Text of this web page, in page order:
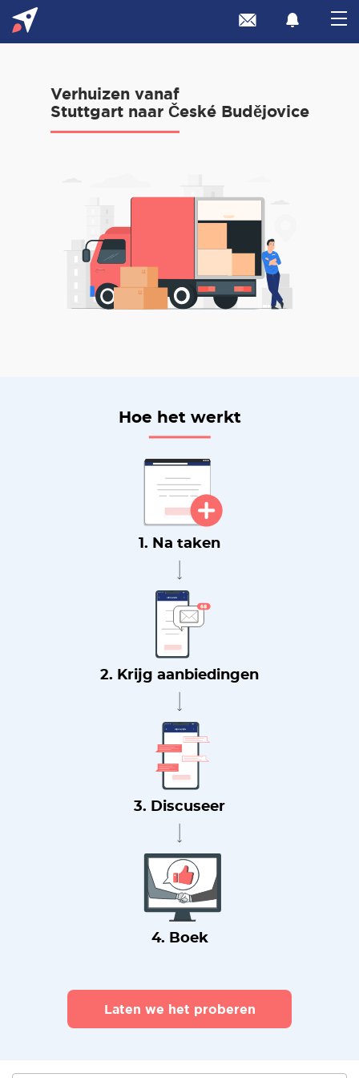
Verhuizen vanaf
Stuttgart naar České Budějovice
Hoe het werkt
1. Na taken
2. Krijg aanbiedingen
3. Discuseer
4. Boek
Laten we het proberen